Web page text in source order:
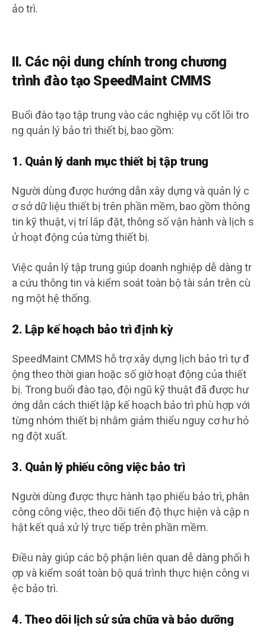
ảo trì.
II. Các nội dung chính trong chương
trình đào tạo SpeedMaint CMMS
Buổi đào tạo tập trung vào các nghiệp vụ cốt lõi tro
ng quản lý bảo trì thiết bị, bao gồm:
1. Quản lý danh mục thiết bị tập trung
Người dùng được hướng dẫn xây dựng và quản lý c
ơ sở dữ liệu thiết bị trên phần mềm, bao gồm thông
tin kỹ thuật, vị trí lắp đặt, thông số vận hành và lịch s
ử hoạt động của từng thiết bị.
Việc quản lý tập trung giúp doanh nghiệp dễ dàng tr
a cứu thông tin và kiểm soát toàn bộ tài sản trên cù
ng một hệ thống.
2. Lập kế hoạch bảo trì định kỳ
SpeedMaint CMMS hỗ trợ xây dựng lịch bảo trì tự đ
ộng theo thời gian hoặc số giờ hoạt động của thiết
bị. Trong buổi đào tạo, đội ngũ kỹ thuật đã được hư
ớng dẫn cách thiết lập kế hoạch bảo trì phù hợp với
từng nhóm thiết bị nhằm giảm thiểu nguy cơ hư hỏ
ng đột xuất.
3. Quản lý phiếu công việc bảo trì
Người dùng được thực hành tạo phiếu bảo trì, phân
công công việc, theo dõi tiến độ thực hiện và cập n
hật kết quả xử lý trực tiếp trên phần mềm.
Điều này giúp các bộ phận liên quan dễ dàng phối h
ợp và kiểm soát toàn bộ quá trình thực hiện công vi
ệc bảo trì.
4. Theo dõi lịch sử sửa chữa và bảo dưỡng